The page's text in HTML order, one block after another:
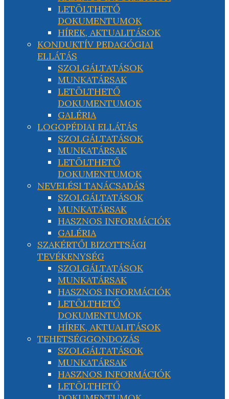
LETÖLTHETŐ
DOKUMENTUMOK
HÍREK, AKTUALITÁSOK
KONDUKTÍV PEDAGÓGIAI
ELLÁTÁS
SZOLGÁLTATÁSOK
MUNKATÁRSAK
LETÖLTHETŐ
DOKUMENTUMOK
GALÉRIA
LOGOPÉDIAI ELLÁTÁS
SZOLGÁLTATÁSOK
MUNKATÁRSAK
LETÖLTHETŐ
DOKUMENTUMOK
NEVELÉSI TANÁCSADÁS
SZOLGÁLTATÁSOK
MUNKATÁRSAK
HASZNOS INFORMÁCIÓK
GALÉRIA
SZAKÉRTŐI BIZOTTSÁGI
TEVÉKENYSÉG
SZOLGÁLTATÁSOK
MUNKATÁRSAK
HASZNOS INFORMÁCIÓK
LETÖLTHETŐ
DOKUMENTUMOK
HÍREK, AKTUALITÁSOK
TEHETSÉGGONDOZÁS
SZOLGÁLTATÁSOK
MUNKATÁRSAK
HASZNOS INFORMÁCIÓK
LETÖLTHETŐ